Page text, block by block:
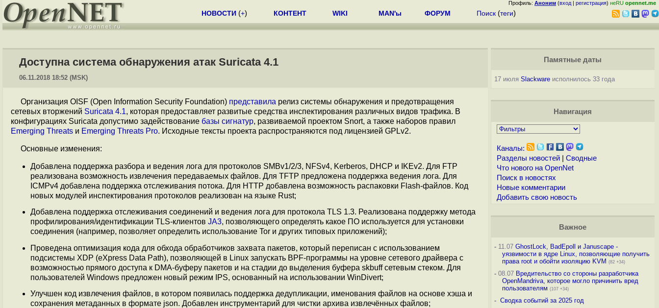
Профиль: Аноним (вход | регистрация) неRU opennet.me
НОВОСТИ (+) КОНТЕНТ WIKI MAN'ы ФОРУМ Поиск (теги)
Доступна система обнаружения атак Suricata 4.1
06.11.2018 18:52 (MSK)
Организация OISF (Open Information Security Foundation) представила релиз системы обнаружения и предотвращения
сетевых вторжений Suricata 4.1, которая предоставляет развитые средства инспектирования различных видов трафика. В
конфигурациях Suricata допустимо задействование базы сигнатур, развиваемой проектом Snort, а также наборов правил
Emerging Threats и Emerging Threats Pro. Исходные тексты проекта распространяются под лицензией GPLv2.
Основные изменения:
Добавлена поддержка разбора и ведения лога для протоколов SMBv1/2/3, NFSv4, Kerberos, DHCP и IKEv2. Для FTP
реализована возможность извлечения передаваемых файлов. Для TFTP предложена поддержка ведения лога. Для
ICMPv4 добавлена поддержка отслеживания потока. Для HTTP добавлена возможность распаковки Flash-файлов. Код
новых модулей инспектирования протоколов реализован на языке Rust;
Добавлена поддержка отслеживания соединений и ведения лога для протокола TLS 1.3. Реализована поддержку метода
профилирования/идентификации TLS-клиентов JA3, позволяющего определять какое ПО используется для установки
соединения (например, позволяет определить использование Tor и других типовых приложений);
Проведена оптимизация кода для обхода обработчиков захвата пакетов, который переписан с использованием
подсистемы XDP (eXpress Data Path), позволяющей в Linux запускать BPF-программы на уровне сетевого драйвера с
возможностью прямого доступа к DMA-буферу пакетов и на стадии до выделения буфера skbuff сетевым стеком. Для
пользователей Windows предложен новый режим IPS, основанный на использовании WinDivert;
Улучшен код извлечения файлов, в котором появилась поддержка дедупликации, именования файлов на основе хэша и
сохранения метаданных в формате json. Добавлен инструментарий для чистки архива извлечённых файлов;
Памятные даты
17 июля Slackwareисполнилось 33 года
Навигация
Каналы:
Разделы новостей| Сводные
Что нового на OpenNet
Поиск в новостях
Новые комментарии
Добавить свою новость
Важное
-11.07 GhostLock, BadEpoll и Januscape -
уязвимости в ядре Linux, позволяющие получить
права root и обойти изоляцию KVM (82 +34)
-08.07 Вредительство со стороны разработчика
OpenMandriva, которое могло причинить вред
пользователям (107 +34)
- Сводка событий за 2025 год